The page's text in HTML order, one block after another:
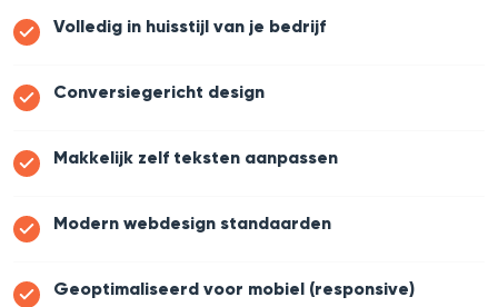
Volledig in huisstijl van je bedrijf
Conversiegericht design
Makkelijk zelf teksten aanpassen
Modern webdesign standaarden
Geoptimaliseerd voor mobiel (responsive)